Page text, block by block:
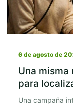
6 de agosto de
Una misma
para
Una campaña